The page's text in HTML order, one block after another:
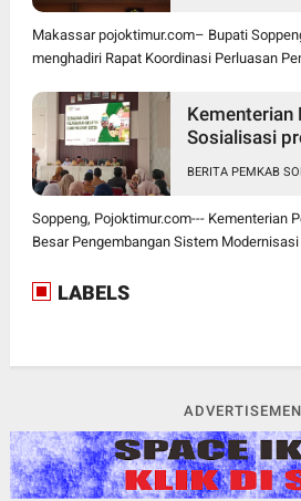
Makassar pojoktimur.com– Bupati
menghadiri Rapat Koordinasi Perluasan
Kementerian
Sosialisasi
BERITA PEMKAB
Soppeng, Pojoktimur.com--- Kementerian
Besar Pengembangan Sistem Modernisasi
LABELS